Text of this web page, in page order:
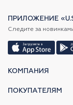
КОМПАНИЯ
ПОКУПАТЕЛЯМ
ПРИЛОЖЕНИЕ
Следите за